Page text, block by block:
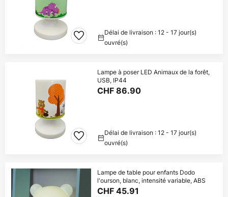
Délai de livraison : 12 - 17 jour(s)
ouvré(s)
Lampe à poser LED Animaux de la forêt,
USB, IP44
CHF 86.90
Délai de livraison : 12 - 17 jour(s)
ouvré(s)
Lampe de table pour enfants Dodo
l'ourson, blanc, intensité variable, ABS
CHF 45.91